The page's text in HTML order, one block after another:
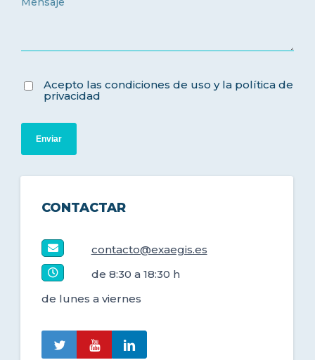
Acepto las condiciones de uso y la política de
privacidad
CONTACTAR
contacto@exaegis.es
de 8:30 a 18:30 h
de lunes a viernes